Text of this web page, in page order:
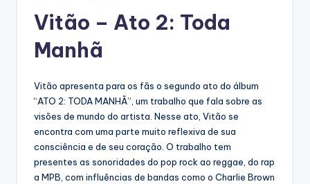
Vitão – Ato 2: Toda
Manhã
Vitão apresenta para os fãs o segundo ato do álbum
“ATO 2: TODA MANHÃ”, um trabalho que fala sobre as
visões de mundo do artista. Nesse ato, Vitão se
encontra com uma parte muito reflexiva de sua
consciência e de seu coração. O trabalho tem
presentes as sonoridades do pop rock ao reggae, do rap
a MPB, com influências de bandas como o Charlie Brown